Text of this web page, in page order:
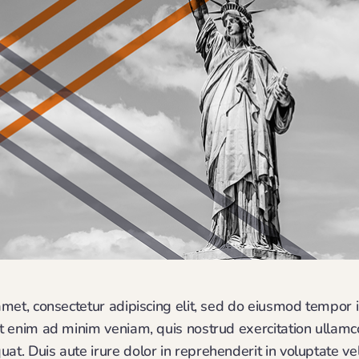
consectetur adipiscing elit, sed do eiusmod tempor
ad minim veniam, quis nostrud exercitation
Duis aute irure dolor in reprehenderit in voluptate